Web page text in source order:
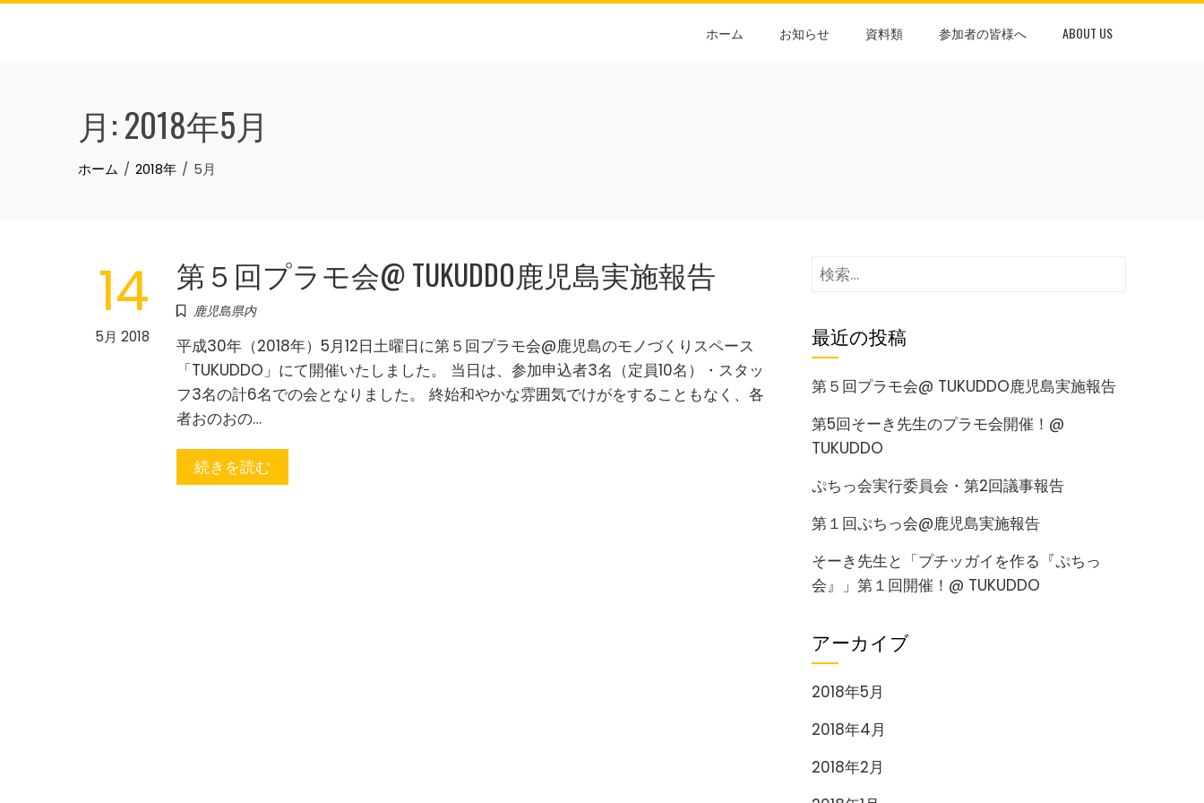
Skip
ホーム お知らせ 資料類 参加者の皆様へ ABOUT US
月:2018年5月
ホーム 2018年 5月
14
5月 2018
第５回プラモ会@ TUKUDDO鹿児島実施報告
鹿児島県内
平成30年（2018年）5月12日土曜日に第５回プラモ会@鹿児島のモノづくりスペース
「TUKUDDO」にて開催いたしました。 当日は、参加申込者3名（定員10名）・スタッ
フ3名の計6名での会となりました。 終始和やかな雰囲気でけがをすることもなく、各
者おのおの…
続きを読む
検
最近の投稿
第５回プラモ会@ TUKUDDO鹿児島実施報告
第5回そーき先生のプラモ会開催！@
TUKUDDO
ぷちっ会実行委員会・第2回議事報告
第１回ぷちっ会@鹿児島実施報告
そーき先生と「プチッガイを作る『ぷちっ
会』」第１回開催！@ TUKUDDO
アーカイブ
2018年5月
2018年4月
2018年2月